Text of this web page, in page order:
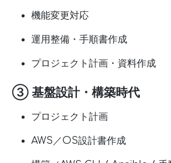
機能変更対応
運用整備・手順書作成
プロジェクト計画・資料作成
③ 基盤設計・構築時代
プロジェクト計画
AWS／OS設計書作成